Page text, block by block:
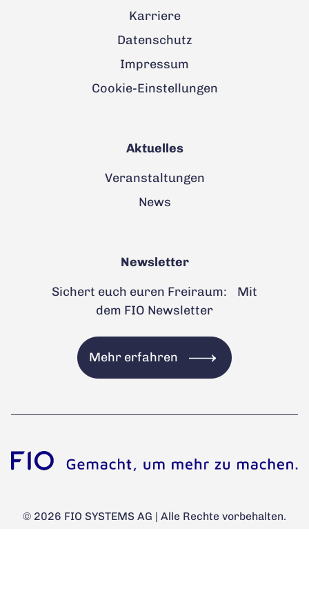
Karriere
Datenschutz
Impressum
Cookie-Einstellungen
Aktuelles
Veranstaltungen
News
Newsletter
Sichert euch euren Freiraum: Mit
dem FIO Newsletter
Mehr erfahren
© 2026 FIO SYSTEMS AG | Alle Rechte vorbehalten.